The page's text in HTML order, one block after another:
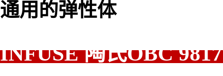
通用的弹性体
INFUSE 陶氏